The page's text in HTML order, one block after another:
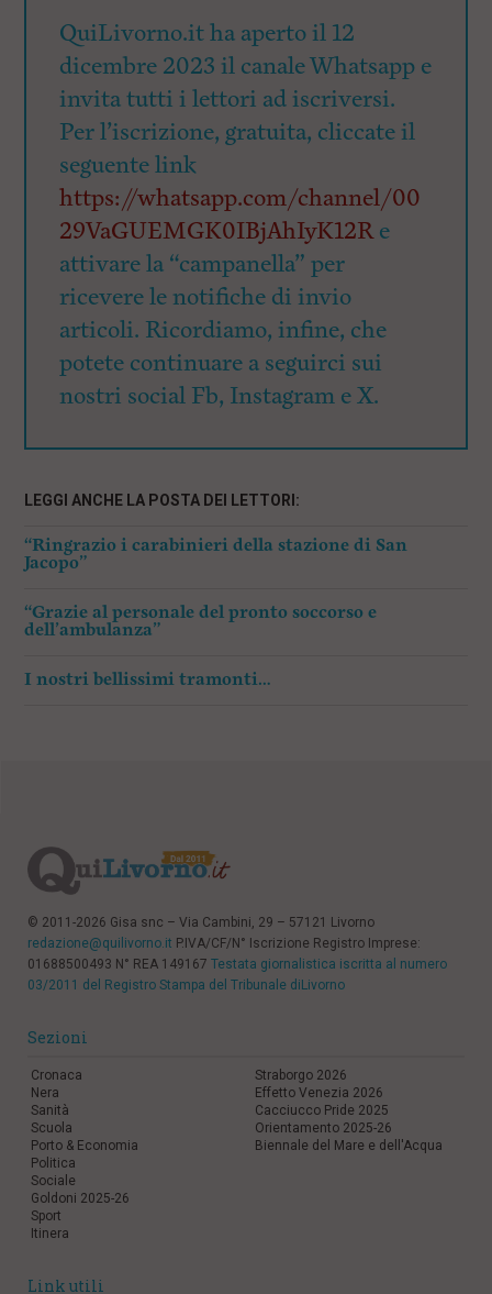
QuiLivorno.it ha aperto il 12
dicembre 2023 il canale Whatsapp e
invita tutti i lettori ad iscriversi.
Per l’iscrizione, gratuita, cliccate il
seguente link
https://whatsapp.com/channel/00
29VaGUEMGK0IBjAhIyK12Re
attivare la “campanella” per
ricevere le notifiche di invio
articoli. Ricordiamo, infine, che
potete continuare a seguirci sui
nostri social Fb, Instagram e X.
LEGGI ANCHE LA POSTA DEI LETTORI:
“Ringrazio i carabinieri della stazione di San
Jacopo”
“Grazie al personale del pronto soccorso e
dell’ambulanza”
I nostri bellissimi tramonti…
© 2011-2026 Gisa snc – Via Cambini, 29 – 57121 Livorno
redazione@quilivorno.it P.IVA/CF/N° Iscrizione Registro Imprese:
01688500493 N° REA 149167 Testata giornalistica iscritta al numero
03/2011 del Registro Stampa del Tribunale diLivorno
Sezioni
Cronaca
Nera
Sanità
Scuola
Porto & Economia
Politica
Sociale
Goldoni 2025-26
Sport
Itinera
Straborgo 2026
Effetto Venezia 2026
Cacciucco Pride 2025
Orientamento 2025-26
Biennale del Mare e dell'Acqua
Link utili